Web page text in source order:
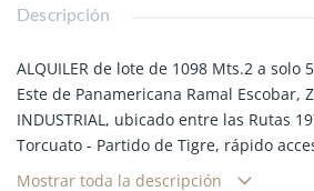
Descripción
ALQUILER de lote de 1098 Mts.2 a solo
Este de Panamericana Ramal Escobar,
INDUSTRIAL, ubicado entre las Rutas
Torcuato - Partido de Tigre, rápido
sentidos de circulación (CABA y NORTE)
Mostrar toda la descripción